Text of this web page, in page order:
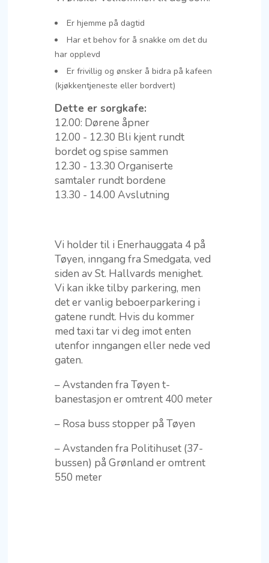
Er hjemme på dagtid
Har et behov for å snakke om det du
har opplevd
Er frivillig og ønsker å bidra på kafeen
(kjøkkentjeneste eller bordvert)
Dette er sorgkafe:
12.00: Dørene åpner
12.00 - 12.30 Bli kjent rundt
bordet og spise sammen
12.30 - 13.30 Organiserte
samtaler rundt bordene
13.30 - 14.00 Avslutning
Vi holder til i Enerhauggata 4 på
Tøyen, inngang fra Smedgata, ved
siden av St. Hallvards menighet.
Vi kan ikke tilby parkering, men
det er vanlig beboerparkering i
gatene rundt. Hvis du kommer
med taxi tar vi deg imot enten
utenfor inngangen eller nede ved
gaten.
– Avstanden fra Tøyen t-
banestasjon er omtrent 400 meter
– Rosa buss stopper på Tøyen
– Avstanden fra Politihuset (37-
bussen) på Grønland er omtrent
550 meter